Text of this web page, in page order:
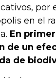
por
en el
En
de un
de